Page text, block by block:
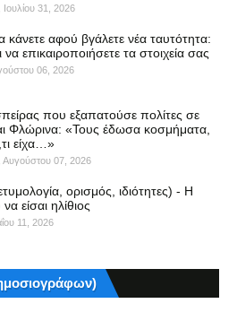
31, 2026
κάνετε αφού βγάλετε νέα ταυτότητα:
επικαιροποιήσετε τα στοιχεία σας
06, 2026
που εξαπατούσε πολίτες σε
Φλώρινα: «Τους έδωσα κοσμήματα,
είχα…»
Αυγούστου 07, 2026
ορισμός, ιδιότητες) - Η
είσαι ηλίθιος
11, 2026